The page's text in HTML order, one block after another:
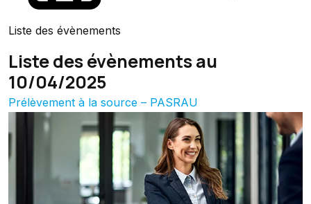
Liste des évènements
Liste des évènements au
10/04/2025
Prélèvement à la source – PASRAU